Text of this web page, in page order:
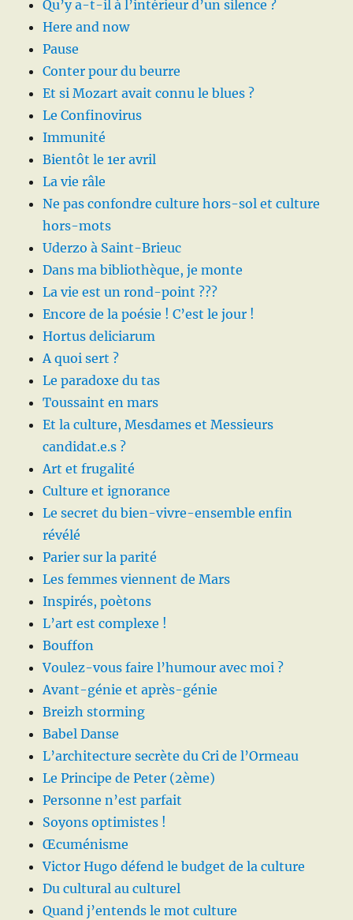
Qu’y a-t-il à l’intérieur d’un silence ?
Here and now
Pause
Conter pour du beurre
Et si Mozart avait connu le blues ?
Le Confinovirus
Immunité
Bientôt le 1er avril
La vie râle
Ne pas confondre culture hors-sol et culture
hors-mots
Uderzo à Saint-Brieuc
Dans ma bibliothèque, je monte
La vie est un rond-point ???
Encore de la poésie ! C’est le jour !
Hortus deliciarum
A quoi sert ?
Le paradoxe du tas
Toussaint en mars
Et la culture, Mesdames et Messieurs
candidat.e.s ?
Art et frugalité
Culture et ignorance
Le secret du bien-vivre-ensemble enfin
révélé
Parier sur la parité
Les femmes viennent de Mars
Inspirés, poètons
L’art est complexe !
Bouffon
Voulez-vous faire l’humour avec moi ?
Avant-génie et après-génie
Breizh storming
Babel Danse
L’architecture secrète du Cri de l’Ormeau
Le Principe de Peter (2ème)
Personne n’est parfait
Soyons optimistes !
Œcuménisme
Victor Hugo défend le budget de la culture
Du cultural au culturel
Quand j’entends le mot culture